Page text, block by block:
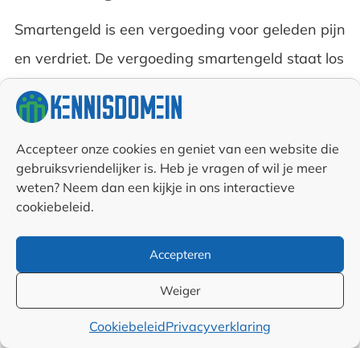
Accepteer onze cookies en geniet van een website die
gebruiksvriendelijker is. Heb je vragen of wil je meer
weten? Neem dan een kijkje in ons interactieve
cookiebeleid.
Accepteren
Weiger
CookiebeleidPrivacyverklaring
Smartengeld is een vergoeding voor geleden pijn
en verdriet. De vergoeding smartengeld staat los
van de letselschade vergoeding die een
vergoeding is voor de kosten. Heb je kunnen
aantonen dat een ongeluk dat jou is overkomen
de schuld is van iemand anders? Dan kan je
naast de vergoeding voor alle kosten die je moet
maken ook nog een vergoeding smartengeld
krijgen. Lees daarover meer in een